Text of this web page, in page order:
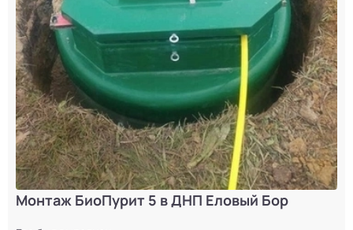
Монтаж БиоПурит 5 в ДНП Еловый Бор